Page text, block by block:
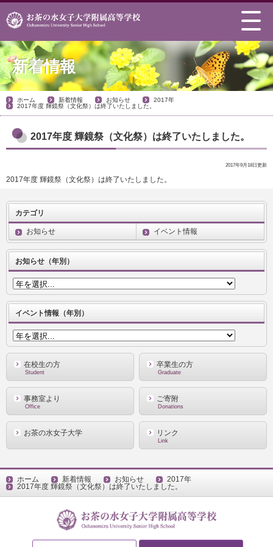
新着情報
ホーム 新着情報 お知らせ
2017年
2017年度 輝鏡祭（文化祭）は終了いたしました。
2017年度 輝鏡祭（文化祭）は終了いたしました。
2017年9月18日更新
2017年度 輝鏡祭（文化祭）は終了いたしました。
カテゴリ
お知らせ イベント情報
お知らせ（年別）
イベント情報（年別）
在校生の方
Student
卒業生の方
Graduate
事務室より
Office
ご寄附
Donations
お茶の水女子大学 リンク
Link
ホーム 新着情報 お知らせ
2017年
2017年度 輝鏡祭（文化祭）は終了いたしました。